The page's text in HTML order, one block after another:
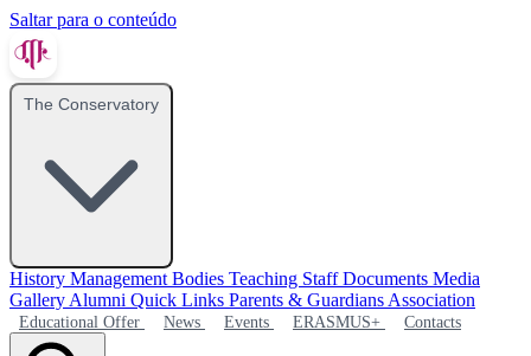
Saltar para o conteúdo
The Conservatory
History Management Bodies Teaching StaffDocuments Media
Gallery Alumni Quick Links Parents & Guardians Association
Educational Offer News Events ERASMUS+ Contacts